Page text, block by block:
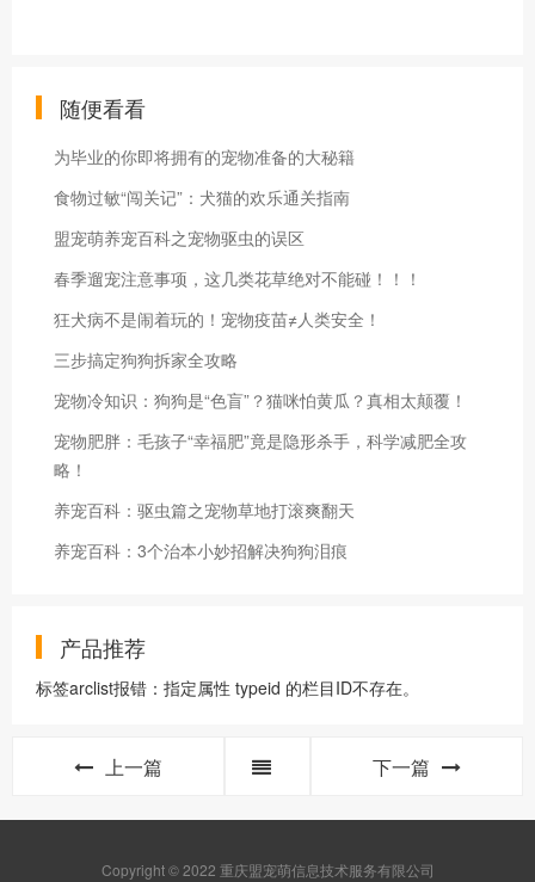
随便看看
为毕业的你即将拥有的宠物准备的大秘籍
食物过敏“闯关记”：犬猫的欢乐通关指南
盟宠萌养宠百科之宠物驱虫的误区
春季遛宠注意事项，这几类花草绝对不能碰！！！
狂犬病不是闹着玩的！宠物疫苗≠人类安全！
三步搞定狗狗拆家全攻略
宠物冷知识：狗狗是“色盲”？猫咪怕黄瓜？真相太颠覆！
宠物肥胖：毛孩子“幸福肥”竟是隐形杀手，科学减肥全攻
略！
养宠百科：驱虫篇之宠物草地打滚爽翻天
养宠百科：3个治本小妙招解决狗狗泪痕
产品推荐
标签arclist报错：指定属性 typeid 的栏目ID不存在。
上一篇 下一篇
Copyright © 2022 重庆盟宠萌信息技术服务有限公司